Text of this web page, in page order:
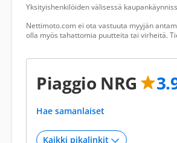
Yksityishenkilöiden välisessä
Nettimoto.com ei ota vastuuta myyjän
olla myös tahattomia puutteita tai virheitä.
Piaggio NRG
Hae samanlaiset